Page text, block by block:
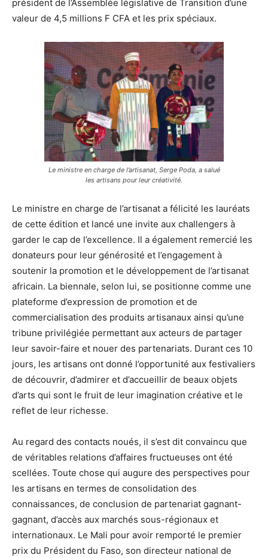
président de l’Assemblée législative de Transition d’une
valeur de 4,5 millions F CFA et les prix spéciaux.
Le ministre en charge de l’artisanat, Serge Poda, a salué
les artisans pour leur créativité.
Le ministre en charge de l’artisanat a félicité les lauréats
de cette édition et lancé une invite aux challengers à
garder le cap de l’excellence. Il a également remercié les
donateurs pour leur générosité et l’engagement à
soutenir la promotion et le développement de l’artisanat
africain. La biennale, selon lui, se positionne comme une
plateforme d’expression de promotion et de
commercialisation des produits artisanaux ainsi qu’une
tribune privilégiée permettant aux acteurs de partager
leur savoir-faire et nouer des partenariats. Durant ces 10
jours, les artisans ont donné l’opportunité aux festivaliers
de découvrir, d’admirer et d’accueillir de beaux objets
d’arts qui sont le fruit de leur imagination créative et le
reflet de leur richesse.
Au regard des contacts noués, il s’est dit convaincu que
de véritables relations d’affaires fructueuses ont été
scellées. Toute chose qui augure des perspectives pour
les artisans en termes de consolidation des
connaissances, de conclusion de partenariat gagnant-
gagnant, d’accès aux marchés sous-régionaux et
internationaux. Le Mali pour avoir remporté le premier
prix du Président du Faso, son directeur national de